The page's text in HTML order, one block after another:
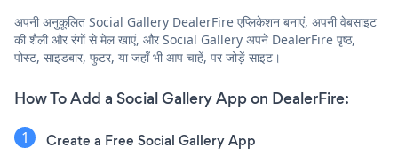
अपनी अनुकूलित Social Gallery DealerFire एप्लिकेशन बनाएं, अपनी वेबसाइट
की शैली और रंगों से मेल खाएं, और Social Gallery अपने DealerFire पृष्ठ,
पोस्ट, साइडबार, फुटर, या जहाँ भी आप चाहें, पर जोड़ें साइट।
How To Add a Social Gallery App on DealerFire:
Create a Free Social Gallery App